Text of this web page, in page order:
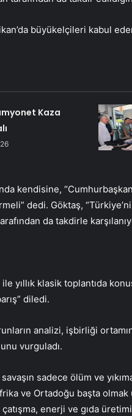
büyükelçileri kabul
Kaza
kendisine,
dedi. Göktaş,
da takdirle
yıllık klasik toplantıda
diledi.
analizi, işbirliği
vurguladı.
sadece ölüm ve
ve Ortadoğu başta olmak
enerji ve gıda